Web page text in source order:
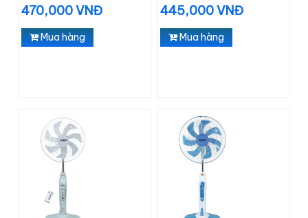
470,000 VNĐ
Mua hàng
445,000 VNĐ
Mua hàng